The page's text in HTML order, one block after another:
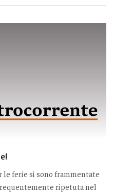
le ferie si sono frammentate
ripetuta nel